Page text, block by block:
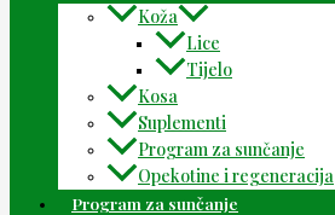
Koža
Lice
Tijelo
Kosa
Suplementi
Program za sunčanje
Opekotine i regeneracija
Program za sunčanje